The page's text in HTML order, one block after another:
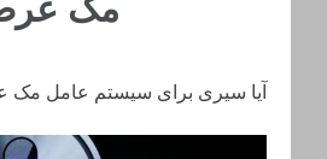
آیا سیری برای سیستم عامل